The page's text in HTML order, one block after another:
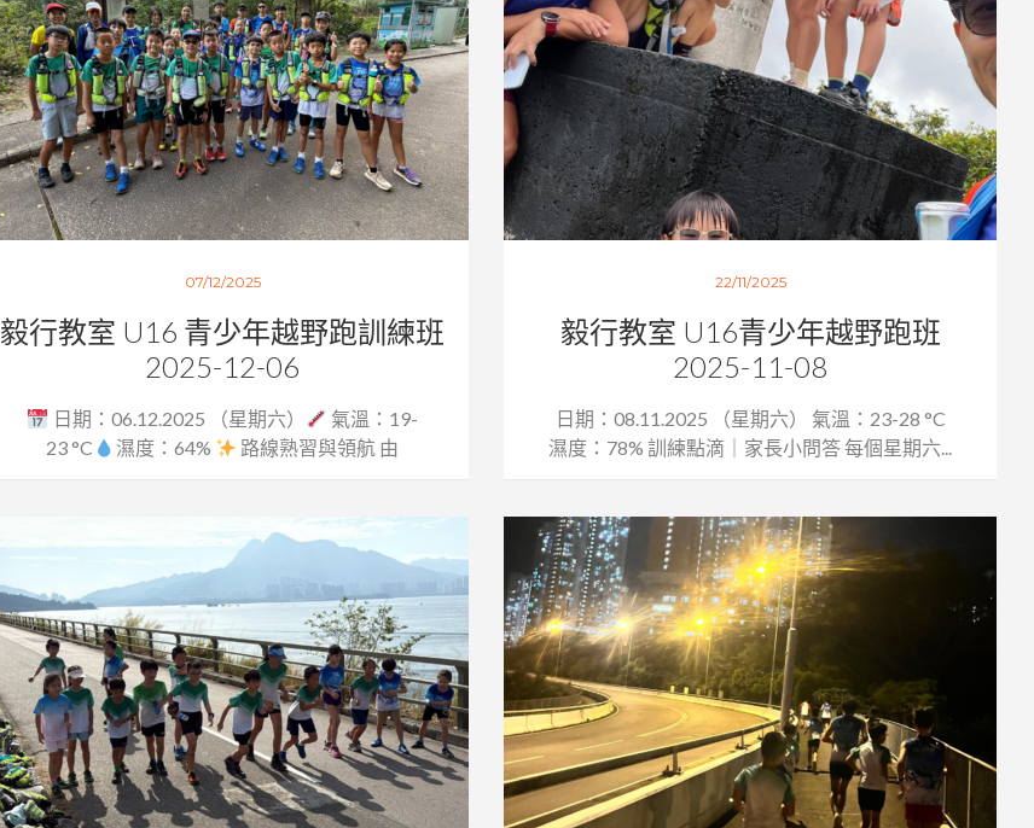
07/12/2025
毅行教室 U16 青少年越野跑訓練班
2025-12-06
日期：06.12.2025 （星期六）
氣溫：19-
23 °C
濕度：64%
路線熟習與領航 由
22/11/2025
毅行教室 U16青少年越野跑班
2025-11-08
日期：08.11.2025 （星期六） 氣溫：23-28 °C
濕度：78% 訓練點滴｜家長小問答 每個星期六...